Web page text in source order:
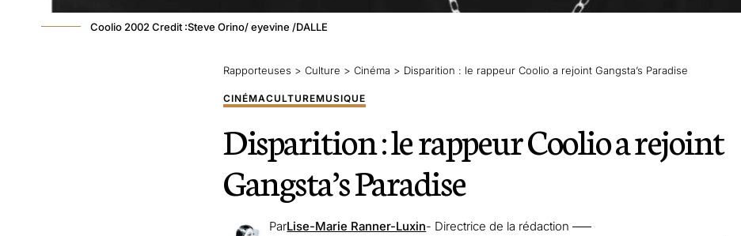
Coolio 2002 Credit :Steve Orino/ eyevine /DALLE
Rapporteuses > Culture > Cinéma > Disparition : le rappeur Coolio a rejoint Gangsta’s Paradise
CINÉMACULTUREMUSIQUE
Disparition : le rappeur Coolio a rejoint
Gangsta’s Paradise
ParLise-Marie Ranner-Luxin- Directrice de la rédaction